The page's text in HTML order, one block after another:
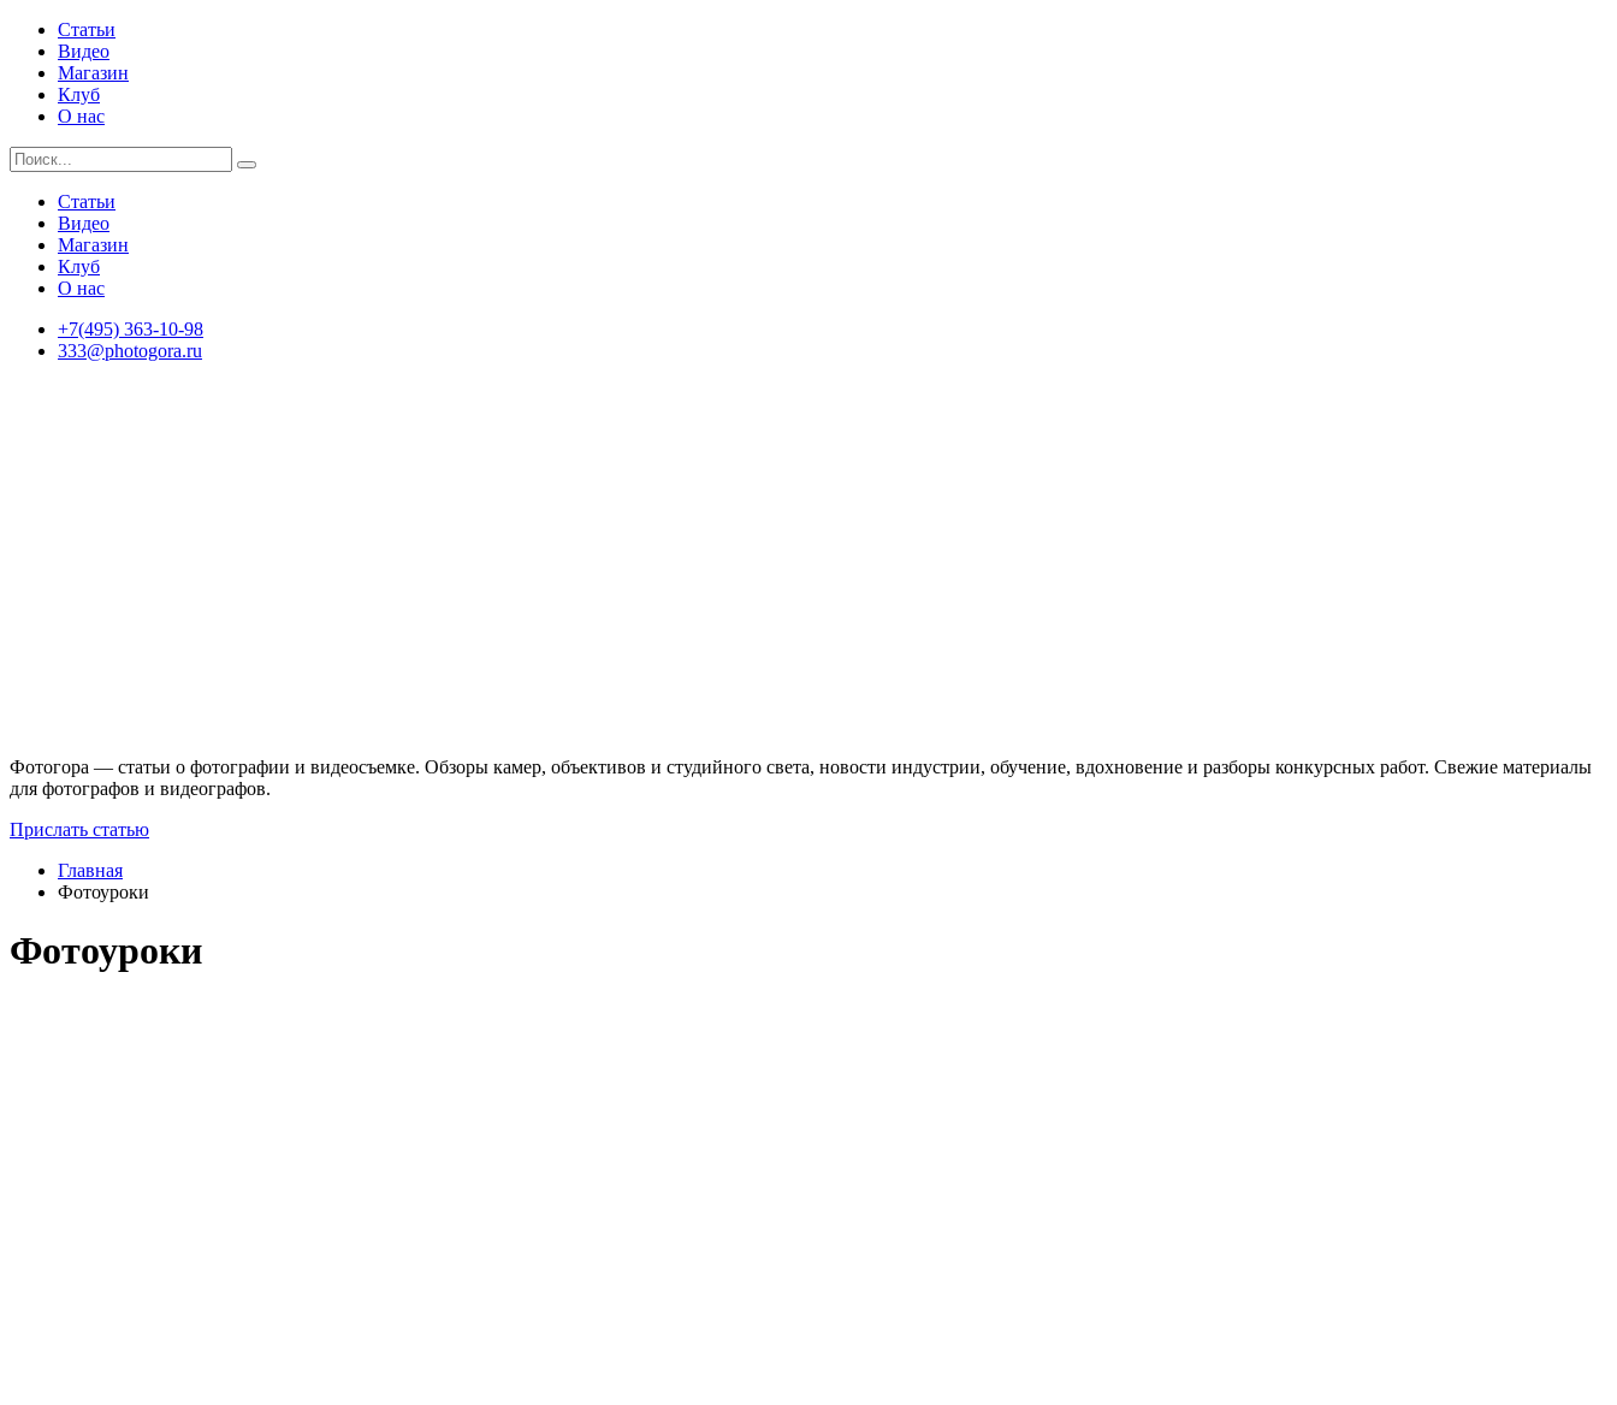
Статьи
Видео
Магазин
Клуб
О нас
Статьи
Видео
Магазин
Клуб
О нас
+7(495) 363-10-98
333@photogora.ru
Фотогора — статьи о фотографии и видеосъемке. Обзоры камер, объективов и студийного света, новости индустрии, обучение, вдохновение и разборы конкурсных работ. Свежие материалы
для фотографов и видеографов.
Прислать статью
Главная
Фотоуроки
Фотоуроки